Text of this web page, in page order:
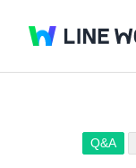
Q&A